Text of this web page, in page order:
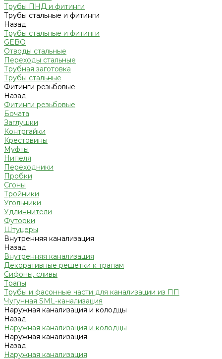
Трубы ПНД и фитинги
Трубы стальные и фитинги
Назад
Трубы стальные и фитинги
GEBO
Отводы стальные
Переходы стальные
Трубная заготовка
Трубы стальные
Фитинги резьбовые
Назад
Фитинги резьбовые
Бочата
Заглушки
Контргайки
Крестовины
Муфты
Нипеля
Переходники
Пробки
Сгоны
Тройники
Угольники
Удлиннители
Футорки
Штуцеры
Внутренняя канализация
Назад
Внутренняя канализация
Декоративные решетки к трапам
Сифоны, сливы
Трапы
Трубы и фасонные части для канализации из ПП
Чугунная SML-канализация
Наружная канализация и колодцы
Назад
Наружная канализация и колодцы
Наружная канализация
Назад
Наружная канализация